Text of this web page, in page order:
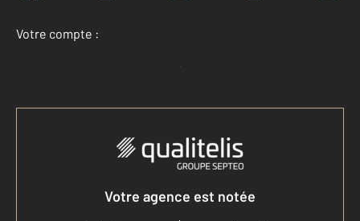
Votre compte :
Accéder à mon compte
Votre agence est notée